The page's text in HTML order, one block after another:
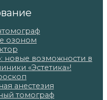
озоном
новые возможности в
«Эстетика»!
анестезия
томограф